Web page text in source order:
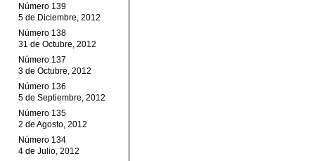
Número 139
5 de Diciembre, 2012
Número 138
31 de Octubre, 2012
Número 137
3 de Octubre, 2012
Número 136
5 de Septiembre, 2012
Número 135
2 de Agosto, 2012
Número 134
4 de Julio, 2012